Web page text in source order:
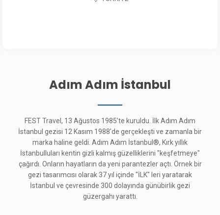
Adım Adım İstanbul
FEST Travel, 13 Ağustos 1985'te kuruldu. İlk Adım Adım
İstanbul gezisi 12 Kasım 1988'de gerçekleşti ve zamanla bir
marka haline geldi. Adım Adım İstanbul®, Kırk yıllık
İstanbulluları kentin gizli kalmış güzelliklerini "keşfetmeye"
çağırdı. Onların hayatların da yeni parantezler açtı. Örnek bir
gezi tasarımcısı olarak 37 yıl içinde "İLK" leri yaratarak
İstanbul ve çevresinde 300 dolayında günübirlik gezi
güzergahı yarattı.